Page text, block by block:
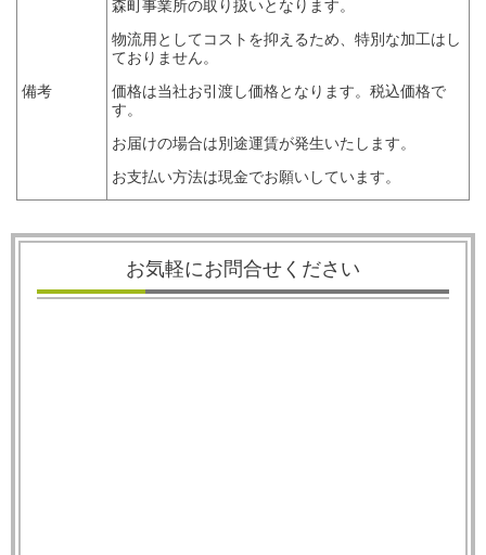
備考
森町事業所の取り扱いとなります。
物流用としてコストを抑えるため、特別な加工はし
ておりません。
価格は当社お引渡し価格となります。税込価格で
す。
お届けの場合は別途運賃が発生いたします。
お支払い方法は現金でお願いしています。
お気軽にお問合せください